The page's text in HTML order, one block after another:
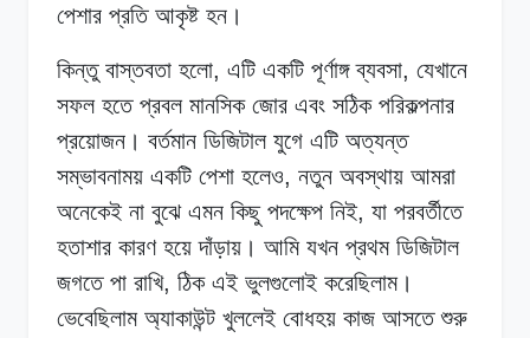
পেশার প্রতি আকৃষ্ট হন।
কিন্তু বাস্তবতা হলো, এটি একটি পূর্ণাঙ্গ ব্যবসা, যেখানে
সফল হতে প্রবল মানসিক জোর এবং সঠিক পরিকল্পনার
প্রয়োজন। বর্তমান ডিজিটাল যুগে এটি অত্যন্ত
সম্ভাবনাময় একটি পেশা হলেও, নতুন অবস্থায় আমরা
অনেকেই না বুঝে এমন কিছু পদক্ষেপ নিই, যা পরবর্তীতে
হতাশার কারণ হয়ে দাঁড়ায়। আমি যখন প্রথম ডিজিটাল
জগতে পা রাখি, ঠিক এই ভুলগুলোই করেছিলাম।
ভেবেছিলাম অ্যাকাউন্ট খুললেই বোধহয় কাজ আসতে শুরু